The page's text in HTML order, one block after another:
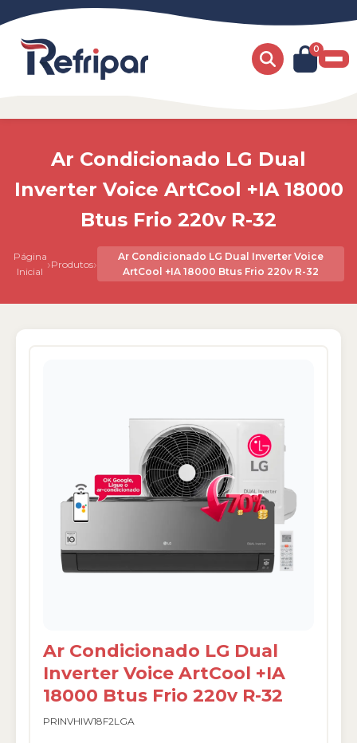
0
Ar Condicionado LG Dual
Inverter Voice ArtCool +IA 18000
Btus Frio 220v R-32
Página
Inicial ›Produtos›
Ar Condicionado LG Dual Inverter Voice
ArtCool +IA 18000 Btus Frio 220v R-32
Ar Condicionado LG Dual
Inverter Voice ArtCool +IA
18000 Btus Frio 220v R-32
PRINVHIW18F2LGA